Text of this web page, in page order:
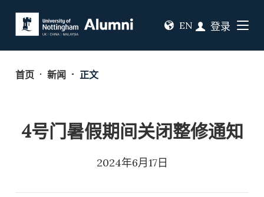
EN 登录
首页 新闻 正文
4号门暑假期间关闭整修通知
2024年6月17日